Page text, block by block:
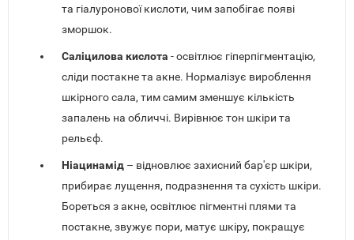
та гіалуронової кислоти, чим запобігає появі
зморшок.
Саліцилова кислота - освітлює гіперпігментацію,
сліди постакне та акне. Нормалізує вироблення
шкірного сала, тим самим зменшує кількість
запалень на обличчі. Вирівнює тон шкіри та
рельєф.
Ніацинамід – відновлює захисний бар'єр шкіри,
прибирає лущення, подразнення та сухість шкіри.
Бореться з акне, освітлює пігментні плями та
постакне, звужує пори, матує шкіру, покращує